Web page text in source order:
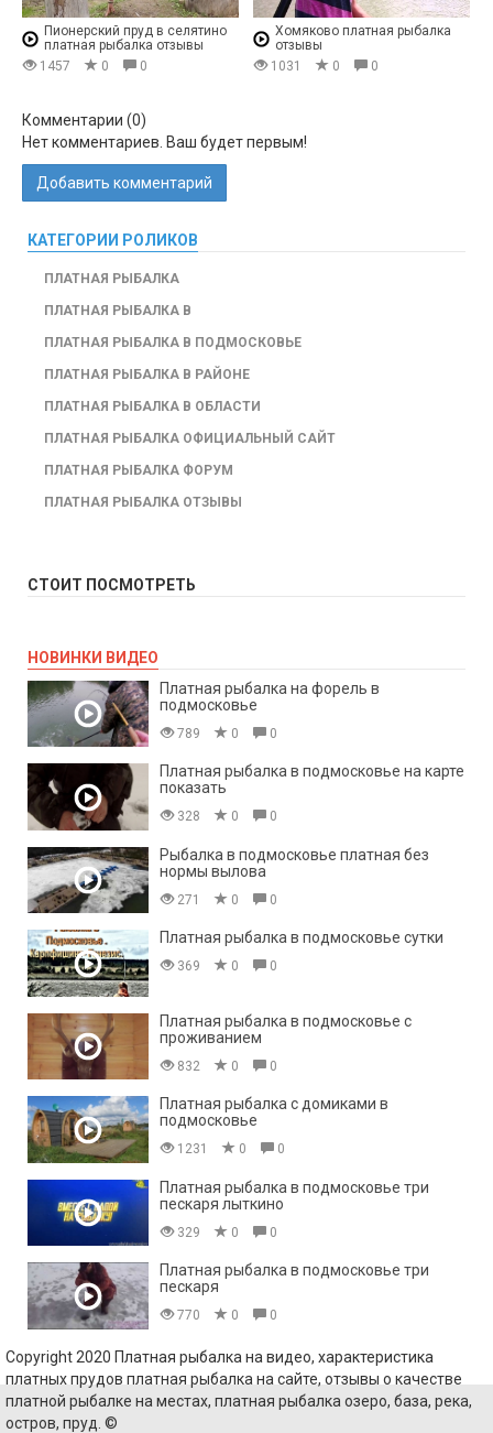
Пионерский пруд в селятино
платная рыбалка отзывы
1457
0 0
Хомяково платная рыбалка
отзывы
1031
0 0
Комментарии (0)
Нет комментариев. Ваш будет первым!
Добавить комментарий
КАТЕГОРИИ РОЛИКОВ
ПЛАТНАЯ РЫБАЛКА
ПЛАТНАЯ РЫБАЛКА В
ПЛАТНАЯ РЫБАЛКА В ПОДМОСКОВЬЕ
ПЛАТНАЯ РЫБАЛКА В РАЙОНЕ
ПЛАТНАЯ РЫБАЛКА В ОБЛАСТИ
ПЛАТНАЯ РЫБАЛКА ОФИЦИАЛЬНЫЙ САЙТ
ПЛАТНАЯ РЫБАЛКА ФОРУМ
ПЛАТНАЯ РЫБАЛКА ОТЗЫВЫ
СТОИТ ПОСМОТРЕТЬ
НОВИНКИ ВИДЕО
Платная рыбалка на форель в
подмосковье
789 0 0
Платная рыбалка в подмосковье на карте
показать
328 0 0
Рыбалка в подмосковье платная без
нормы вылова
271 0 0
Платная рыбалка в подмосковье сутки
369 0 0
Платная рыбалка в подмосковье с
проживанием
832 0 0
Платная рыбалка с домиками в
подмосковье
1231 0 0
Платная рыбалка в подмосковье три
пескаря лыткино
329 0 0
Платная рыбалка в подмосковье три
пескаря
770 0 0
Copyright 2020 Платная рыбалка на видео, характеристика
платных прудов платная рыбалка на сайте, отзывы о качестве
платной рыбалке на местах, платная рыбалка озеро, база, река,
остров, пруд. ©